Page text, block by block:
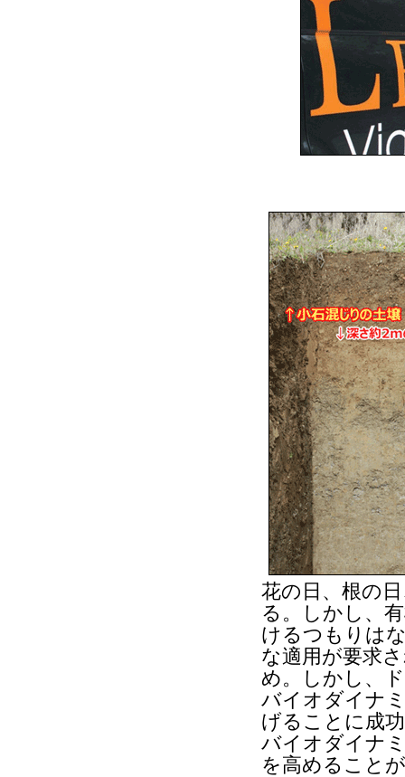
花の日、根の
る。しかし、
けるつもりは
な適用が要求
め。しかし、
バイオダイナ
げることに成
バイオダイナ
を高めること